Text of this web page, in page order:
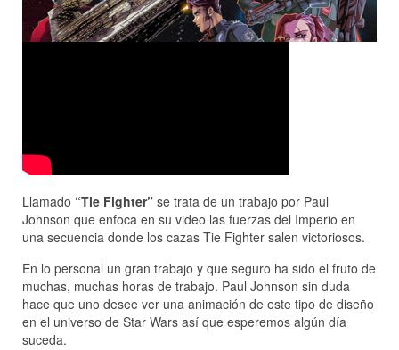
Llamado “Tie Fighter” se trata de un trabajo por Paul
Johnson que enfoca en su video las fuerzas del Imperio en
una secuencia donde los cazas Tie Fighter salen victoriosos.
En lo personal un gran trabajo y que seguro ha sido el fruto de
muchas, muchas horas de trabajo. Paul Johnson sin duda
hace que uno desee ver una animación de este tipo de diseño
en el universo de Star Wars así que esperemos algún día
suceda.